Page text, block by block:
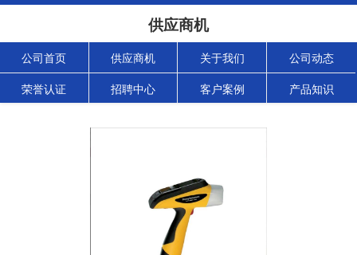
供应商机
公司首页 供应商机 关于我们 公司动态
荣誉认证 招聘中心 客户案例 产品知识